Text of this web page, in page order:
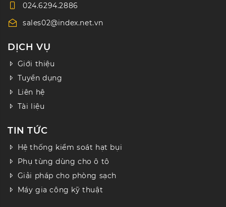
024.6294.2886
sales02@index.net.vn
DỊCH VỤ
Giới thiệu
Tuyển dụng
Liên hệ
Tài liệu
TIN TỨC
Hệ thống kiểm soát hạt bụi
Phụ tùng dùng cho ô tô
Giải pháp cho phòng sạch
Máy gia công kỹ thuật